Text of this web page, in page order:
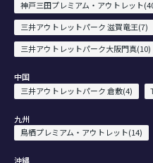
神戸三田プレミアム・アウトレット
三井アウトレットパーク 滋賀竜王(7)
三井アウトレットパーク大阪門真(10)
中国
三井アウトレットパーク 倉敷(4)
九州
鳥栖プレミアム・アウトレット(14)
沖縄